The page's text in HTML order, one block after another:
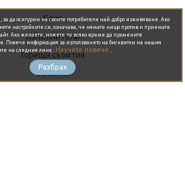
Блог
Изпълнители
Горещи събития
Събития
за да осигурим на своите потребители най-добро изживяване. Ако
настройките си, означава, че нямате нищо против и приемате
Ако желаете, можете по всяко време да промените
Повече информация за използването на бисквитки на нашия
на следния линк : Научете повече
Разбрах